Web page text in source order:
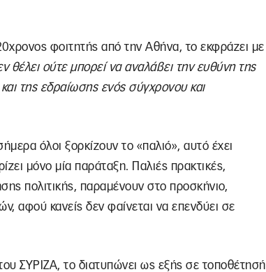
φοιτητής από την Αθήνα, το εκφράζει με
θέλει ούτε μπορεί να αναλάβει την ευθύνη της
της εδραίωσης ενός σύγχρονου και
όλοι ξορκίζουν το «παλιό», αυτό έχει
μόνο μία παράταξη. Παλιές πρακτικές,
πολιτικής, παραμένουν στο προσκήνιο,
αφού κανείς δεν φαίνεται να επενδύει σε
ΣΥΡΙΖΑ, το διατυπώνει ως εξής σε τοποθέτησή